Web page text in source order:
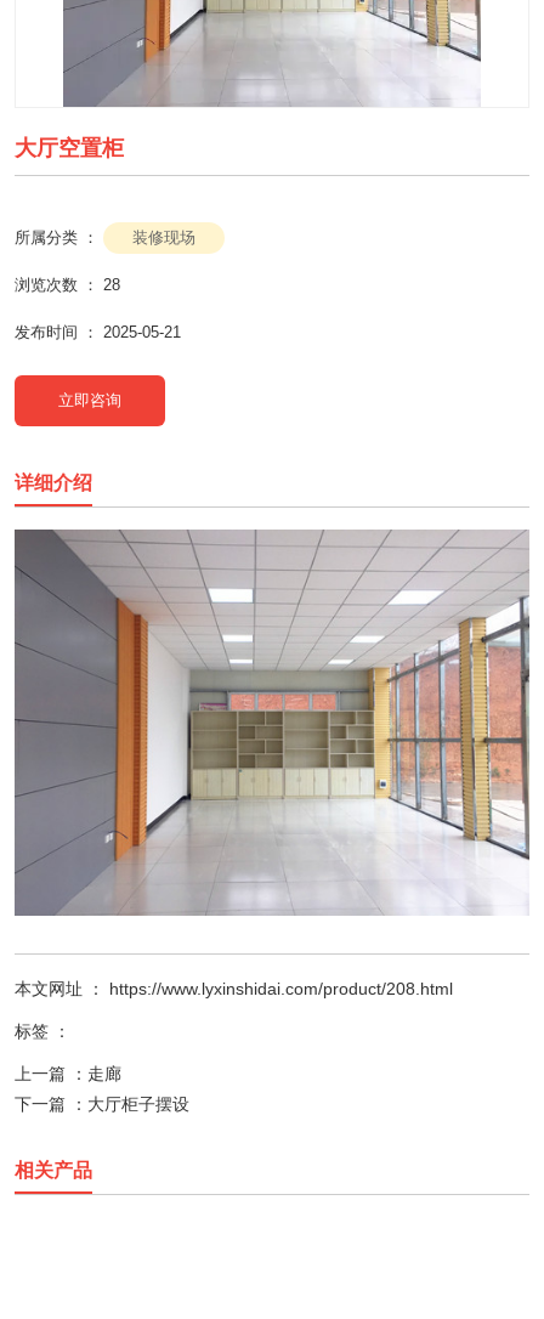
大厅空置柜
所属分类 ： 装修现场
浏览次数 ： 28
发布时间 ： 2025-05-21
立即咨询
详细介绍
本文网址 ： https://www.lyxinshidai.com/product/208.html
标签 ：
上一篇 ： 走廊
下一篇 ： 大厅柜子摆设
相关产品